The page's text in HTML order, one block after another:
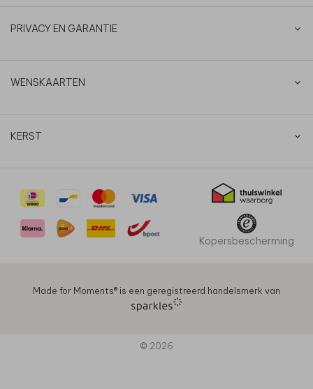
PRIVACY EN GARANTIE
WENSKAARTEN
KERST
Kopersbescherming
Made for Moments®️ is een geregistreerd handelsmerk van
© 2026